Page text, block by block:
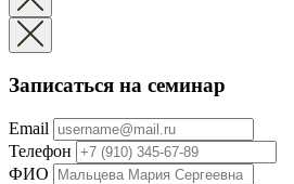
Записаться на семинар
Email
Телефон
ФИО